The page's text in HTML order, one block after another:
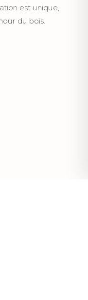
est unique,
du bois.